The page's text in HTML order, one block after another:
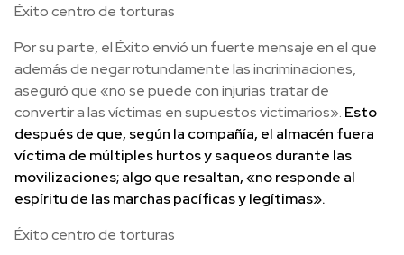
Éxito centro de torturas
Por su parte, el Éxito envió un fuerte mensaje en el que
además de negar rotundamente las incriminaciones,
aseguró que «no se puede con injurias tratar de
convertir a las víctimas en supuestos victimarios». Esto
después de que, según la compañía, el almacén fuera
víctima de múltiples hurtos y saqueos durante las
movilizaciones; algo que resaltan, «no responde al
espíritu de las marchas pacíficas y legítimas».
Éxito centro de torturas